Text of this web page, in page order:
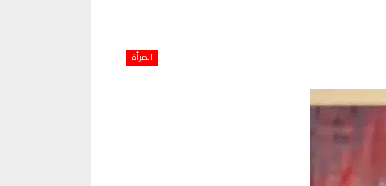
المرأة